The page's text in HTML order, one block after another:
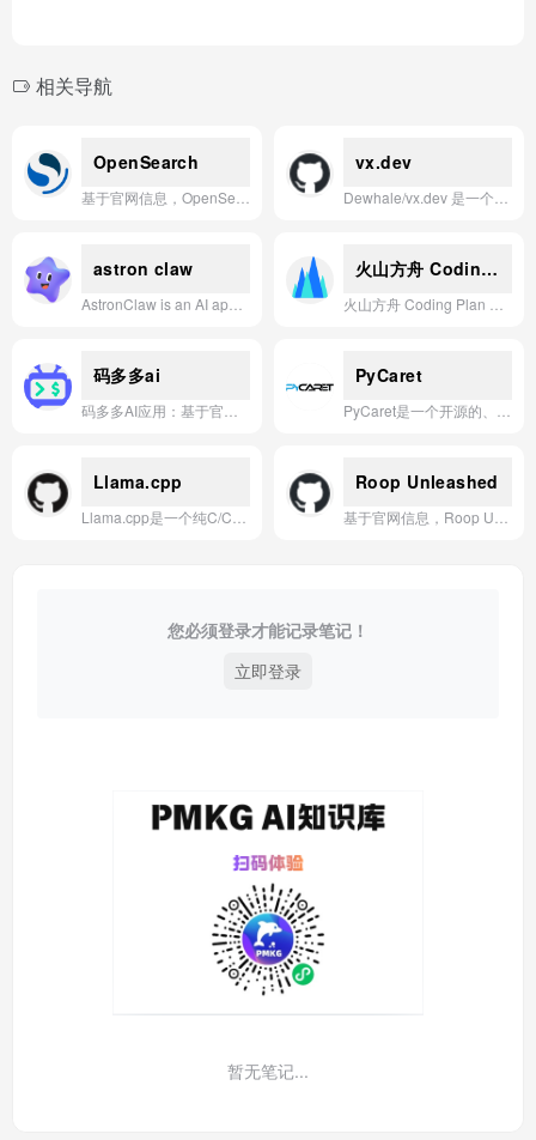
相关导航
OpenSearch vx.dev
astron claw 火山方舟 Coding Plan
码多多ai PyCaret
Llama.cpp Roop Unleashed
您必须登录才能记录笔记！
立即登录
暂无笔记...